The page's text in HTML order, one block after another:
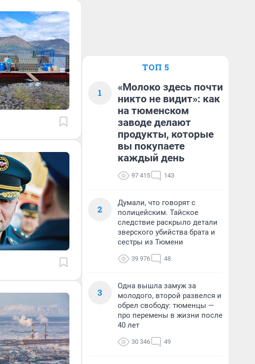
ТОП 5
1
«Молоко здесь почти
никто не видит»: как
на тюменском
заводе делают
продукты, которые
вы покупаете
каждый день
97 415 143
2
Думали, что говорят с
полицейским. Тайское
следствие раскрыло детали
зверского убийства брата и
сестры из Тюмени
39 976 48
3
Одна вышла замуж за
молодого, второй развелся и
обрел свободу: тюменцы —
про перемены в жизни после
40 лет
30 346 49